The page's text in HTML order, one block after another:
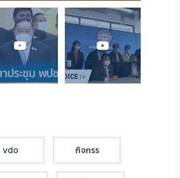
vdo กิจกรร